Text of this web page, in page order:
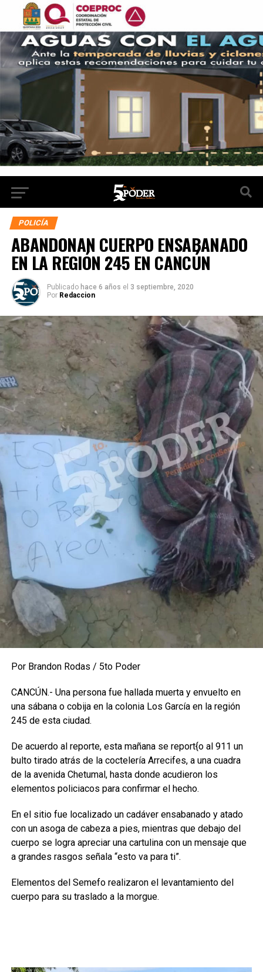
POLICÍA
ABANDONAN CUERPO ENSABANADO
EN LA REGIÓN 245 EN CANCÚN
Publicado hace 6 años el 3 septiembre, 2020
Por Redaccion
Por Brandon Rodas / 5to Poder
CANCÚN.- Una persona fue hallada muerta y envuelto en
una sábana o cobija en la colonia Los García en la región
245 de esta ciudad.
De acuerdo al reporte, esta mañana se report{o al 911 un
bulto tirado atrás de la coctelería Arrecifes, a una cuadra
de la avenida Chetumal, hasta donde acudieron los
elementos policiacos para confirmar el hecho.
En el sitio fue localizado un cadáver ensabanado y atado
con un asoga de cabeza a pies, mientras que debajo del
cuerpo se logra apreciar una cartulina con un mensaje que
a grandes rasgos señala “esto va para ti”.
Elementos del Semefo realizaron el levantamiento del
cuerpo para su traslado a la morgue.